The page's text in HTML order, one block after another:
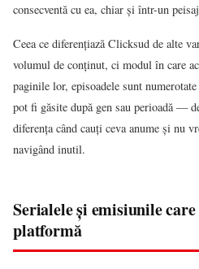
consecventă cu ea, chiar și într-un
Ceea ce diferențiază Clicksud de alte
volumul de conținut, ci modul în care
paginile lor, episoadele sunt
pot fi găsite după gen sau perioadă —
diferența când cauți ceva anume și nu
navigând inutil.
Serialele și emisiunile
platformă